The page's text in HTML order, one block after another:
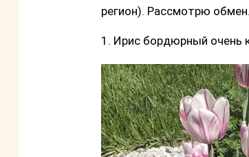
регион). Рассмотрю обмен.
1. Ирис бордюрный очень